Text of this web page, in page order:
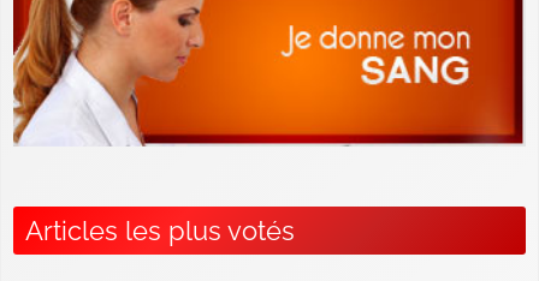
Articles les plus votés